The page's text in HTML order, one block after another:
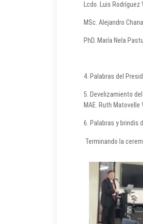
Lcdo. Luis
MSc.
PhD. María Nela
4. Palabras del
5. Develizamiento
MAE. Ruth Matovelle
6. Palabras y brindis
Terminando la